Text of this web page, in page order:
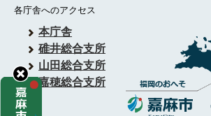
各庁舎へのアクセス
本庁舎
碓井総合支所
山田総合支所
嘉穂総合支所